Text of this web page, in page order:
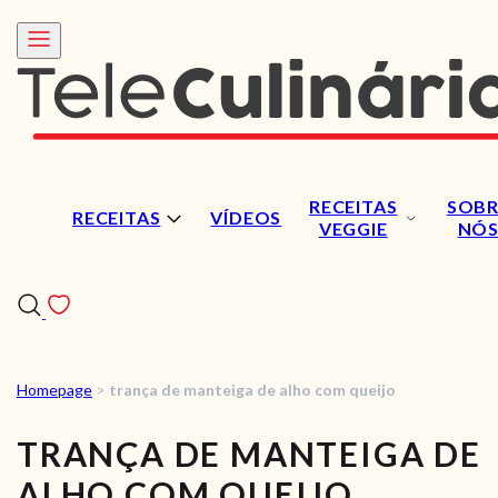
RECEITAS VÍDEOS
RECEITAS
VEGGIE
NÓS
RECEITAS
VÍDEOS
Homepage > trança de manteiga de alho com queijo
TRANÇA DE MANTEIGA DE